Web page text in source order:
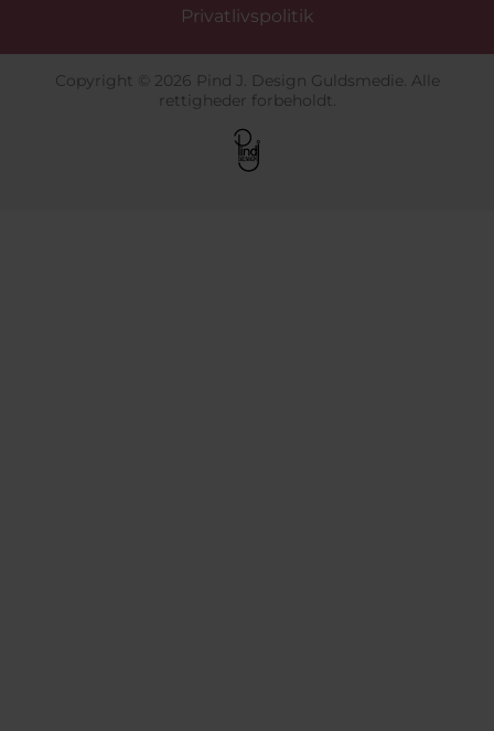
Privatlivspolitik
Copyright © 2026 Pind J. Design Guldsmedie. Alle
rettigheder forbeholdt.